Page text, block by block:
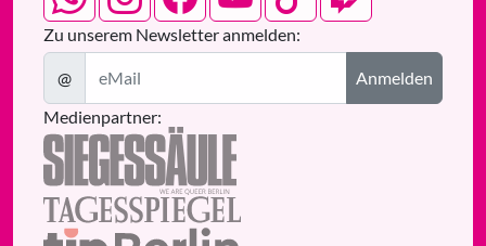
Zu unserem Newsletter anmelden:
@
Anmelden
Medienpartner: